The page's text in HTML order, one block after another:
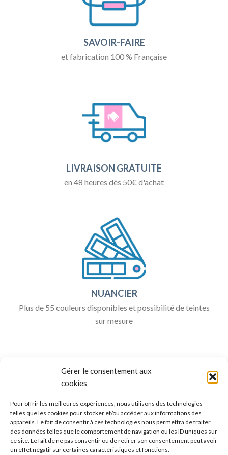
Gérer le consentement aux
cookies
Pour offrir les meilleures expériences, nous utilisons des technologies
telles que les cookies pour stocker et/ou accéder aux informations des
appareils. Le fait de consentir à ces technologies nous permettra de traiter
des données telles que le comportement de navigation ou les ID uniques sur
ce site. Le fait de ne pas consentir ou de retirer son consentement peut avoir
un effet négatif sur certaines caractéristiques et fonctions.
SAVOIR-FAIRE
et fabrication 100 % Française
LIVRAISON GRATUITE
en 48 heures dès 50€ d'achat
NUANCIER
Plus de 55 couleurs disponibles et possibilité de teintes
sur mesure
ALLO BOX DÉCO
Une question ?